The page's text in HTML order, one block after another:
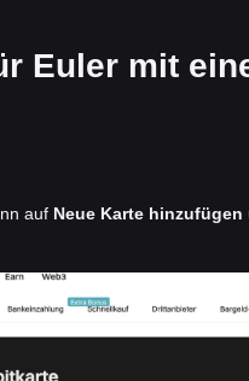
Euler mit
auf Neue Karte hinzufügen